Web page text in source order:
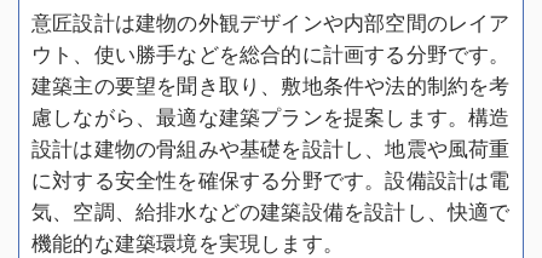
意匠設計は建物の外観デザインや内部空間のレイア
ウト、使い勝手などを総合的に計画する分野です。
建築主の要望を聞き取り、敷地条件や法的制約を考
慮しながら、最適な建築プランを提案します。構造
設計は建物の骨組みや基礎を設計し、地震や風荷重
に対する安全性を確保する分野です。設備設計は電
気、空調、給排水などの建築設備を設計し、快適で
機能的な建築環境を実現します。